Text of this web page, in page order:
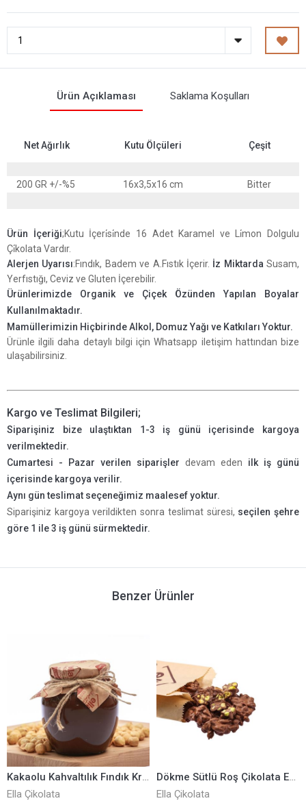
Ürün Açıklaması Saklama Koşulları
Net Ağırlık Kutu Ölçüleri Çeşit
200 GR +/-%5 16x3,5x16 cm Bitter
Ürün İçeriği;Kutu İçeri̇si̇nde 16 Adet Karamel ve Li̇mon Dolgulu
Çi̇kolata Vardır.
Alerjen Uyarısı:Fındık, Badem ve A.Fıstık İçerir. İz Miktarda Susam,
Yerfıstığı, Ceviz ve Gluten İçerebilir.
Ürünlerimizde Organik ve Çiçek Özünden Yapılan Boyalar
Kullanılmaktadır.
Mamüllerimizin Hiçbirinde Alkol, Domuz Yağı ve Katkıları Yoktur.
Ürünle ilgili daha detaylı bilgi için Whatsapp iletişim hattından bize
ulaşabilirsiniz.
Kargo ve Teslimat Bilgileri;
Siparişiniz bize ulaştıktan 1-3 iş günü içerisinde kargoya
verilmektedir.
Cumartesi - Pazar verilen siparişler devam eden ilk iş günü
içerisinde kargoya verilir.
Aynı gün teslimat seçeneğimiz maalesef yoktur.
Siparişiniz kargoya verildikten sonra teslimat süresi, seçilen şehre
göre 1 ile 3 iş günü sürmektedir.
Benzer Ürünler
Kakaolu Kahvaltılık Fındık Kreaması 400 Gr ELLA0001041
Ella Çikolata
Dökme Sütlü Roş Çikolata ELLA0001295
Ella Çikolata